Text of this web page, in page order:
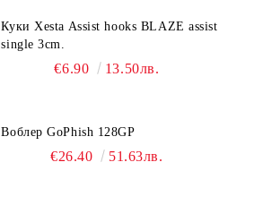
Куки Xesta Assist hooks BLAZE assist
single 3cm.
€6.90 13.50лв.
Воблер GoPhish 128GP
€26.40 51.63лв.